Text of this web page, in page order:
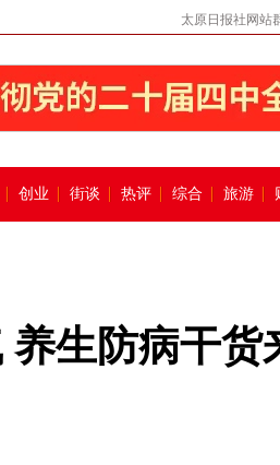
太原日报社网站
创业 街谈 热评 综合 旅游
生防病干货